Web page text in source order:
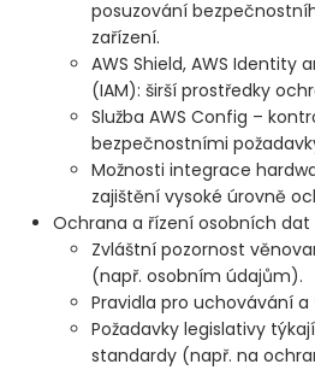
posuzování
zařízení.
AWS Shield, AWS Identity
(IAM): širší prostředky
Služba AWS Config –
bezpečnostními
Možnosti integrace
zajištění vysoké úrovně
Ochrana a řízení osobních dat
Zvláštní pozornost
(např. osobním údajům).
Pravidla pro uchovávání
Požadavky legislativy
standardy (např. na